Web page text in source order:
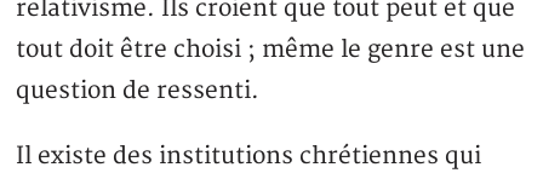
relativisme. Ils croient que tout peut et que
tout doit être choisi ; même le genre est une
question de ressenti.
Il existe des institutions chrétiennes qui